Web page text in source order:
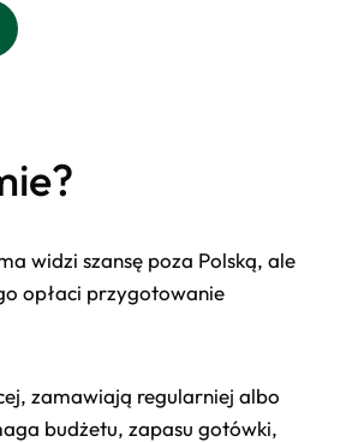
widzi szansę poza Polską, ale
opłaci przygotowanie
zamawiają regularniej albo
budżetu, zapasu gotówki,